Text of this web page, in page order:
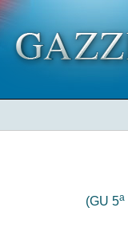
(GU 5a